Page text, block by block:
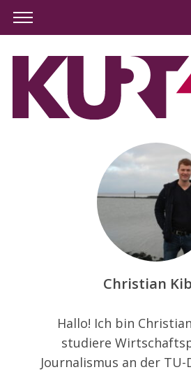
Christian
Hallo! Ich bin
studiere
Journalismus an der
S